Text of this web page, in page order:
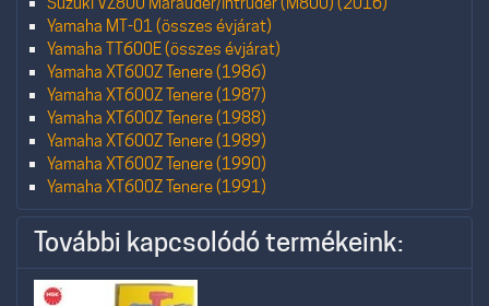
Yamaha MT-01 (összes évjárat)
Yamaha TT600E (összes évjárat)
Yamaha XT600Z Tenere (1986)
Yamaha XT600Z Tenere (1987)
Yamaha XT600Z Tenere (1988)
Yamaha XT600Z Tenere (1989)
Yamaha XT600Z Tenere (1990)
Yamaha XT600Z Tenere (1991)
További kapcsolódó termékeink: